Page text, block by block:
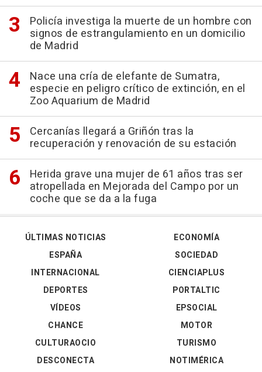
Policía investiga la muerte de un hombre con
signos de estrangulamiento en un domicilio
de Madrid
Nace una cría de elefante de Sumatra,
especie en peligro crítico de extinción, en el
Zoo Aquarium de Madrid
Cercanías llegará a Griñón tras la
recuperación y renovación de su estación
Herida grave una mujer de 61 años tras ser
atropellada en Mejorada del Campo por un
coche que se da a la fuga
ÚLTIMAS NOTICIAS
ESPAÑA
INTERNACIONAL
DEPORTES
VÍDEOS
ECONOMÍA
SOCIEDAD
CIENCIAPLUS
PORTALTIC
EPSOCIAL
CHANCE
CULTURAOCIO
DESCONECTA
MOTOR
TURISMO
NOTIMÉRICA